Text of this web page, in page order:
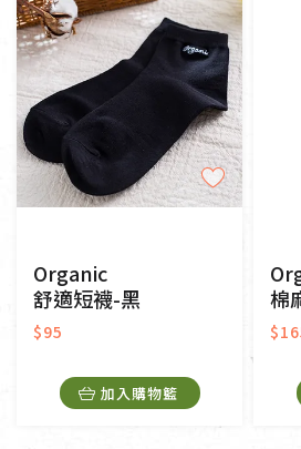
Organic
舒適短襪-黑
$95
加入購物籃
棉